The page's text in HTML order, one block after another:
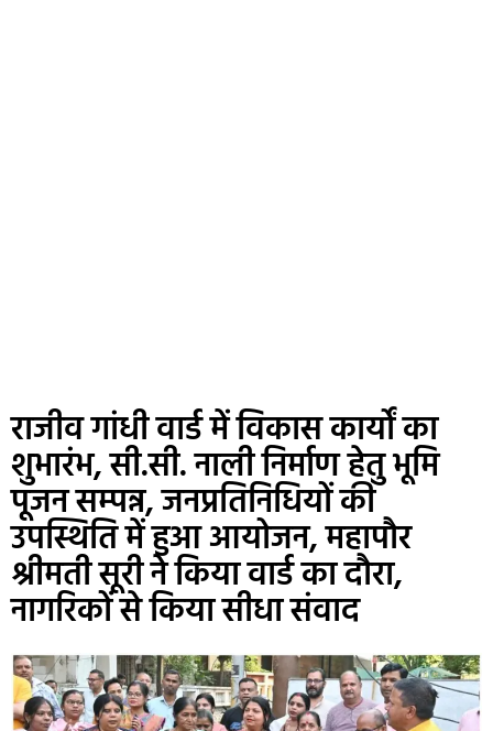
राजीव गांधी वार्ड में विकास कार्यों का
शुभारंभ, सी.सी. नाली निर्माण हेतु भूमि
पूजन सम्पन्न, जनप्रतिनिधियों की
उपस्थिति में हुआ आयोजन, महापौर
श्रीमती सूरी ने किया वार्ड का दौरा,
नागरिकों से किया सीधा संवाद